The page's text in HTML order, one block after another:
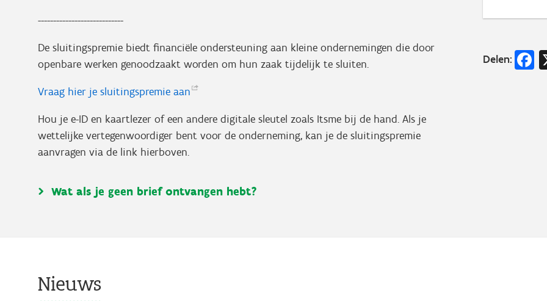
----------------------------
De sluitingspremie biedt financiële ondersteuning aan kleine ondernemingen die door
openbare werken genoodzaakt worden om hun zaak tijdelijk te sluiten.
Vraag hier je sluitingspremie aan
Hou je e-ID en kaartlezer of een andere digitale sleutel zoals Itsme bij de hand. Als je
wettelijke vertegenwoordiger bent voor de onderneming, kan je de sluitingspremie
aanvragen via de link hierboven.
Wat als je geen brief ontvangen hebt?
Delen:
Nieuws